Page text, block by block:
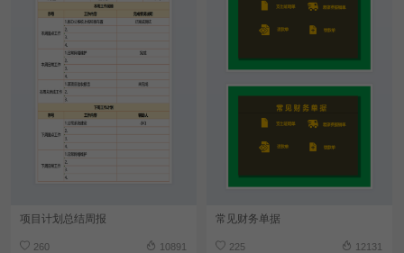
项目计划总结周报
260 10891
常见财务单据
225 12131